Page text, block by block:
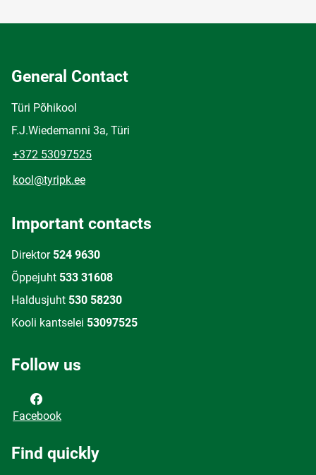
General Contact
Türi Põhikool
F.J.Wiedemanni 3a, Türi
+372 53097525
kool@tyripk.ee
Important contacts
Direktor 524 9630
Õppejuht 533 31608
Haldusjuht 530 58230
Kooli kantselei 53097525
Follow us
Facebook
Find quickly